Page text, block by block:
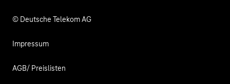
© Deutsche Telekom AG
Impressum
AGB/ Preislisten